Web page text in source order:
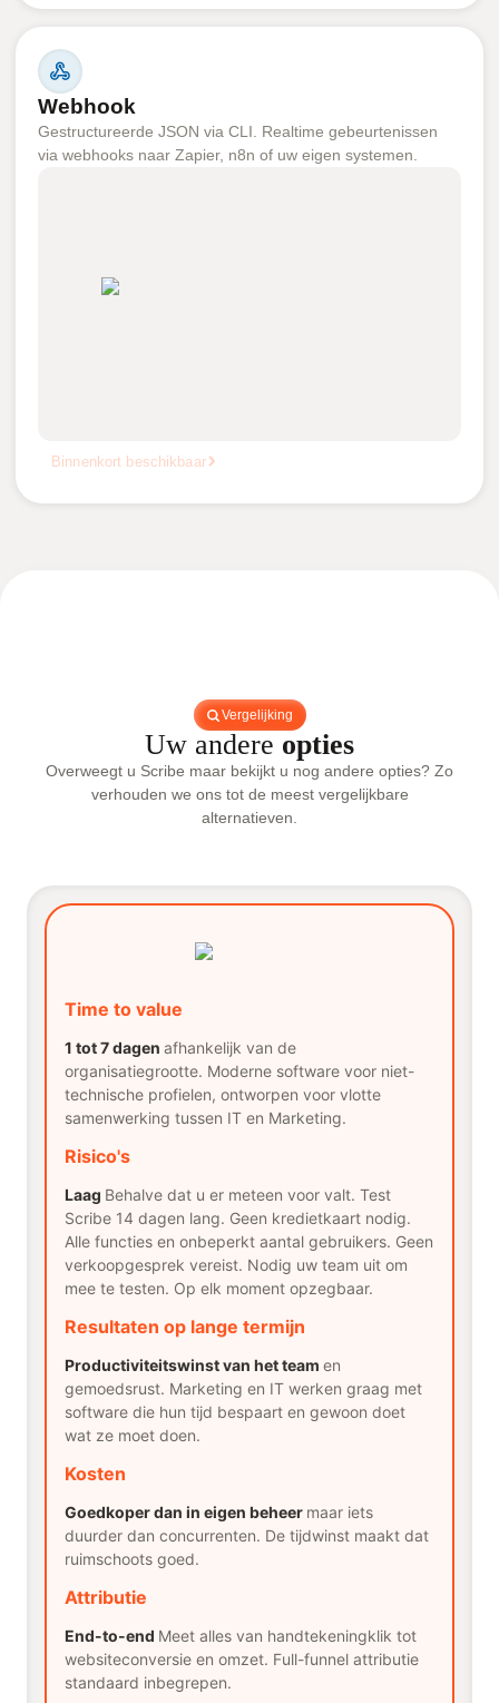
Webhook
Gestructureerde JSON via CLI. Realtime gebeurtenissen
via webhooks naar Zapier, n8n of uw eigen systemen.
Binnenkort beschikbaar
Vergelijking
Uw andere opties
Overweegt u Scribe maar bekijkt u nog andere opties? Zo
verhouden we ons tot de meest vergelijkbare
alternatieven.
Time to value
1 tot 7 dagen afhankelijk van de
organisatiegrootte. Moderne software voor niet-
technische profielen, ontworpen voor vlotte
samenwerking tussen IT en Marketing.
Risico's
Laag Behalve dat u er meteen voor valt. Test
Scribe 14 dagen lang. Geen kredietkaart nodig.
Alle functies en onbeperkt aantal gebruikers. Geen
verkoopgesprek vereist. Nodig uw team uit om
mee te testen. Op elk moment opzegbaar.
Resultaten op lange termijn
Productiviteitswinst van het team en
gemoedsrust. Marketing en IT werken graag met
software die hun tijd bespaart en gewoon doet
wat ze moet doen.
Kosten
Goedkoper dan in eigen beheer maar iets
duurder dan concurrenten. De tijdwinst maakt dat
ruimschoots goed.
Attributie
End-to-end Meet alles van handtekeningklik tot
websiteconversie en omzet. Full-funnel attributie
standaard inbegrepen.